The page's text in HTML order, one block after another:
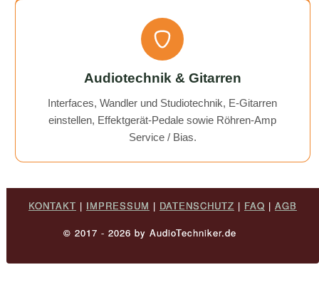
Audiotechnik & Gitarren
Interfaces, Wandler und Studiotechnik, E-Gitarren
einstellen, Effektgerät-Pedale sowie Röhren-Amp
Service / Bias.
KONTAKT | IMPRESSUM | DATENSCHUTZ | FAQ | AGB
© 2017 - 2026 by AudioTechniker.de